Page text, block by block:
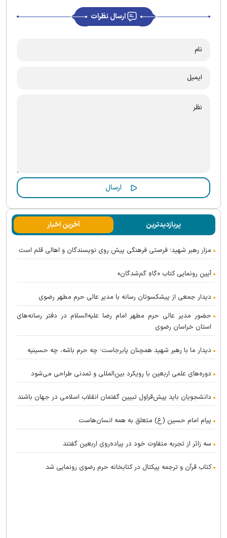
ارسال نظرات
پربازدیدترین آخرین اخبار
مزار رهبر شهید؛ فرصتی فرهنگی پیش روی نویسندگان و اهالی قلم است
آیین رونمایی کتاب «گاهِ گم‌شدگان»
دیدار جمعی از پیشکسوتان رسانه با مدیر عالی حرم مطهر رضوی
حضور مدیر عالی حرم مطهر امام رضا علیه‌السلام در دفتر رسانه‌های
استان خراسان رضوی
دیدار ما با رهبر شهید همچنان پابرجاست؛ چه حرم باشه، چه حسینیه
دوره‌های علمی اربعین با رویکرد بین‌المللی و تمدنی طراحی می‌شود
دانشجویان باید پیش‌قراول تبیین گفتمان انقلاب اسلامی در جهان باشند
پیام امام حسین (ع) متعلق به همه انسان‌هاست
سه زائر از تجربه متفاوت خود در پیاده‌روی اربعین گفتند
کتاب قرآن و ترجمه پیکتال در کتابخانه حرم رضوی رونمایی شد